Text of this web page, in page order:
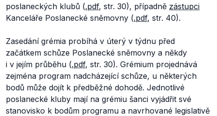
poslaneckých klubů (.pdf, str. 30), případně zástupci
Kanceláře Poslanecké sněmovny (.pdf, str. 40).
Zasedání grémia probíhá v úterý v týdnu před
začátkem schůze Poslanecké sněmovny a někdy
i v jejím průběhu (.pdf, str. 30). Grémium projednává
zejména program nadcházející schůze, u některých
bodů může dojít k předběžné dohodě. Jednotlivé
poslanecké kluby mají na grémiu šanci vyjádřit své
stanovisko k bodům programu a navrhované legislativě